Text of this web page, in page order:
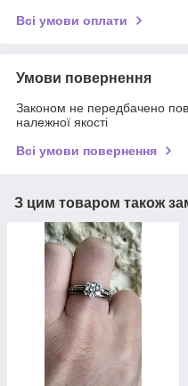
Всі умови оплати
Умови повернення
Законом не передбачено
належної якості
Всі умови повернення
З цим товаром також